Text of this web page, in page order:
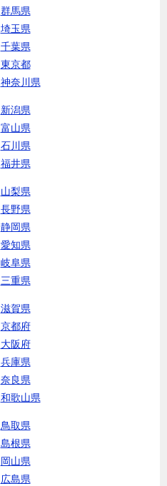
群馬県
埼玉県
千葉県
東京都
神奈川県
新潟県
富山県
石川県
福井県
山梨県
長野県
静岡県
愛知県
岐阜県
三重県
滋賀県
京都府
大阪府
兵庫県
奈良県
和歌山県
鳥取県
島根県
岡山県
広島県